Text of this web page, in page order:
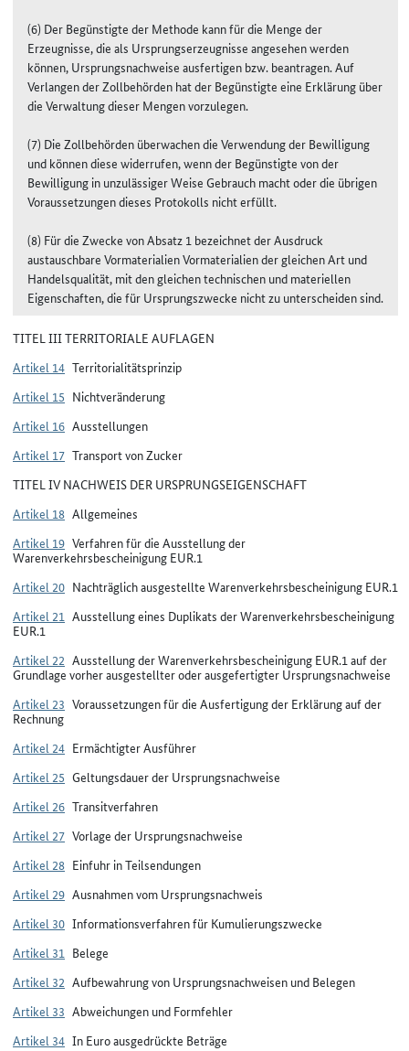
(6) Der Begünstigte der Methode kann für die Menge der
Erzeugnisse, die als Ursprungserzeugnisse angesehen werden
können, Ursprungsnachweise ausfertigen bzw. beantragen. Auf
Verlangen der Zollbehörden hat der Begünstigte eine Erklärung über
die Verwaltung dieser Mengen vorzulegen.
(7) Die Zollbehörden überwachen die Verwendung der Bewilligung
und können diese widerrufen, wenn der Begünstigte von der
Bewilligung in unzulässiger Weise Gebrauch macht oder die übrigen
Voraussetzungen dieses Protokolls nicht erfüllt.
(8) Für die Zwecke von Absatz 1 bezeichnet der Ausdruck
austauschbare Vormaterialien Vormaterialien der gleichen Art und
Handelsqualität, mit den gleichen technischen und materiellen
Eigenschaften, die für Ursprungszwecke nicht zu unterscheiden sind.
TITEL III TERRITORIALE AUFLAGEN
Artikel 14 Territorialitätsprinzip
Artikel 15 Nichtveränderung
Artikel 16 Ausstellungen
Artikel 17 Transport von Zucker
TITEL IV NACHWEIS DER URSPRUNGSEIGENSCHAFT
Artikel 18 Allgemeines
Artikel 19 Verfahren für die Ausstellung der
Warenverkehrsbescheinigung EUR.1
Artikel 20 Nachträglich ausgestellte Warenverkehrsbescheinigung EUR.1
Artikel 21 Ausstellung eines Duplikats der Warenverkehrsbescheinigung
EUR.1
Artikel 22 Ausstellung der Warenverkehrsbescheinigung EUR.1 auf der
Grundlage vorher ausgestellter oder ausgefertigter Ursprungsnachweise
Artikel 23 Voraussetzungen für die Ausfertigung der Erklärung auf der
Rechnung
Artikel 24 Ermächtigter Ausführer
Artikel 25 Geltungsdauer der Ursprungsnachweise
Artikel 26 Transitverfahren
Artikel 27 Vorlage der Ursprungsnachweise
Artikel 28 Einfuhr in Teilsendungen
Artikel 29 Ausnahmen vom Ursprungsnachweis
Artikel 30 Informationsverfahren für Kumulierungszwecke
Artikel 31 Belege
Artikel 32 Aufbewahrung von Ursprungsnachweisen und Belegen
Artikel 33 Abweichungen und Formfehler
Artikel 34 In Euro ausgedrückte Beträge